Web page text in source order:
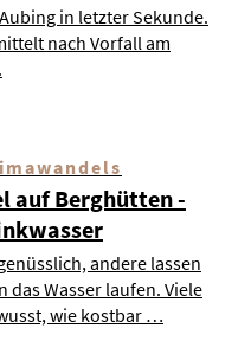
in letzter Sekunde.
nach Vorfall am
auf Berghütten -
andere lassen
das Wasser laufen. Viele
wie kostbar …